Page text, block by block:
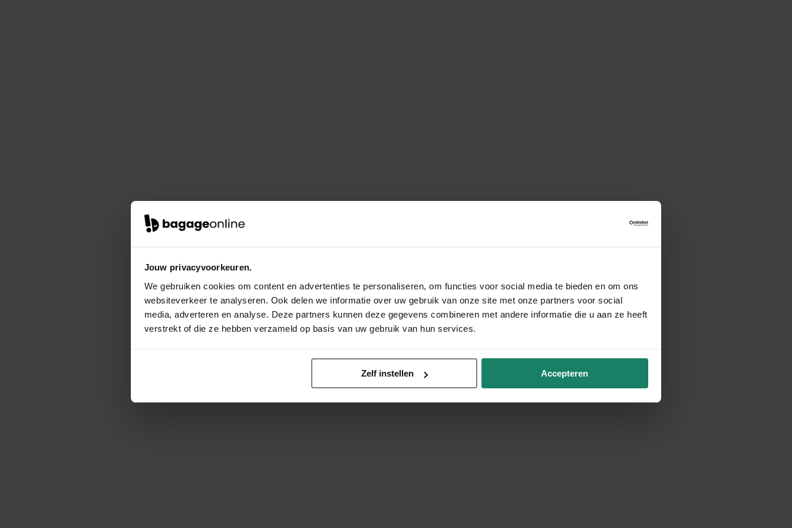
Jouw privacyvoorkeuren.
We gebruiken cookies om content en advertenties te personaliseren, om functies voor social media te bieden en om ons
websiteverkeer te analyseren. Ook delen we informatie over uw gebruik van onze site met onze partners voor social
media, adverteren en analyse. Deze partners kunnen deze gegevens combineren met andere informatie die u aan ze heeft
verstrekt of die ze hebben verzameld op basis van uw gebruik van hun services.
Zelf instellen Accepteren